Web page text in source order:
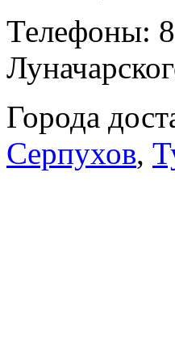
Телефоны:
Города
Серпухов,